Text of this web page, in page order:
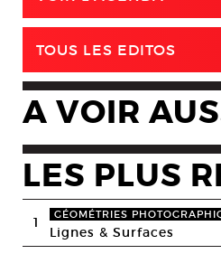
TOUS LES EDITOS
A VOIR
LES PLUS
1 GÉOMÉTRIES
Lignes & Surfaces